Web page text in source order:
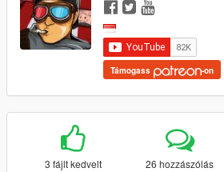
Támogass -on
3 fájlt kedvelt 26 hozzászólás